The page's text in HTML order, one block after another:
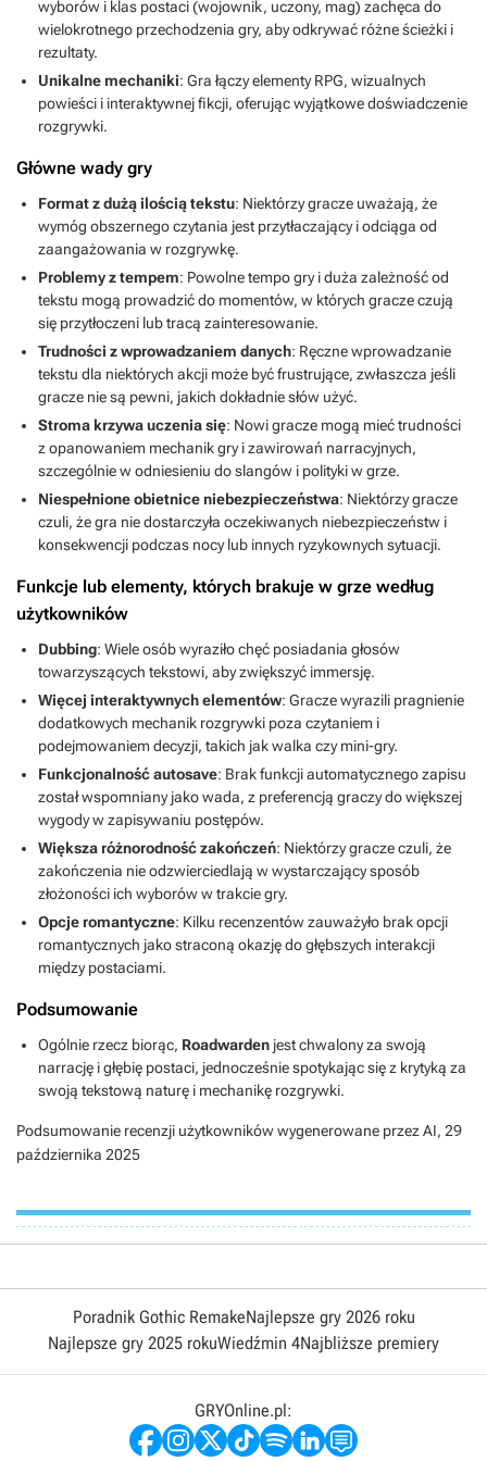
ma sens na tak wielu różnych poziomach. To chyba pierwszy znany
mi przykład interaktywnej fikcji, która nie korzysta w ogóle w
jakikolwiek sposób z portretów postaci (gracza i niezależnych), a
mimo to maluje osobistości tak barwne i żywe, że sami widzimy je
oczami naszej wyobraźni w najmniejszych szczegółach. Motywacje
wszystkich z głównej obsady są sensowne a ich nieufność i
nieszczerość wobec nas tylko przydaje im prawdziwości.Wziąwszy
to wszystko pod uwagę, nie kryję, że gdy w czterdziestym, ostatnim
dniu mojej podróży opuszczałem Półwysep ukończywszy wszystkie
możliwe zadania z mojego dziennika, czułem się, jakbym dokonał
niemożliwego (nawet jeśli obiektywnie rzecz ujmując nie jest to jakiś
straszliwy wyczyn). Przeżyłem spotkanie z bandytami, oczyściłem
tunel nieopodal Gale Rocks, kilkukrotnie przejechałem drogą przez
serce lasu, zaradziłem pladze i nekromancji, wreszcie –
dowiedziałem się, co się stało z moim poprzednikiem. I wszystkie te
czyny, być może nie heroiczne, ale co najmniej wymagające wielkiej
odwagi, zapadną mi zapewne w pamięć znacznie dłużej niż
dowolne zadanie z pośledniejszych RPGów.
wyborów i klas postaci (wojownik, uczony, mag) zachęca do
wielokrotnego przechodzenia gry, aby odkrywać różne ścieżki i
rezultaty.
Unikalne mechaniki: Gra łączy elementy RPG, wizualnych
powieści i interaktywnej fikcji, oferując wyjątkowe doświadczenie
rozgrywki.
Główne wady gry
Format z dużą ilością tekstu: Niektórzy gracze uważają, że
wymóg obszernego czytania jest przytłaczający i odciąga od
zaangażowania w rozgrywkę.
Problemy z tempem: Powolne tempo gry i duża zależność od
tekstu mogą prowadzić do momentów, w których gracze czują
się przytłoczeni lub tracą zainteresowanie.
Trudności z wprowadzaniem danych: Ręczne wprowadzanie
tekstu dla niektórych akcji może być frustrujące, zwłaszcza jeśli
gracze nie są pewni, jakich dokładnie słów użyć.
Stroma krzywa uczenia się: Nowi gracze mogą mieć trudności
z opanowaniem mechanik gry i zawirowań narracyjnych,
szczególnie w odniesieniu do slangów i polityki w grze.
Niespełnione obietnice niebezpieczeństwa: Niektórzy gracze
czuli, że gra nie dostarczyła oczekiwanych niebezpieczeństw i
konsekwencji podczas nocy lub innych ryzykownych sytuacji.
Funkcje lub elementy, których brakuje w grze według
użytkowników
Dubbing: Wiele osób wyraziło chęć posiadania głosów
towarzyszących tekstowi, aby zwiększyć immersję.
Więcej interaktywnych elementów: Gracze wyrazili pragnienie
dodatkowych mechanik rozgrywki poza czytaniem i
podejmowaniem decyzji, takich jak walka czy mini-gry.
Funkcjonalność autosave: Brak funkcji automatycznego zapisu
został wspomniany jako wada, z preferencją graczy do większej
wygody w zapisywaniu postępów.
Większa różnorodność zakończeń: Niektórzy gracze czuli, że
zakończenia nie odzwierciedlają w wystarczający sposób
złożoności ich wyborów w trakcie gry.
Opcje romantyczne: Kilku recenzentów zauważyło brak opcji
romantycznych jako straconą okazję do głębszych interakcji
między postaciami.
Podsumowanie
Ogólnie rzecz biorąc, Roadwarden jest chwalony za swoją
narrację i głębię postaci, jednocześnie spotykając się z krytyką za
swoją tekstową naturę i mechanikę rozgrywki.
Podsumowanie recenzji użytkowników wygenerowane przez AI, 29
października 2025
Poradnik Gothic RemakeNajlepsze gry 2026 roku
Najlepsze gry 2025 rokuWiedźmin 4Najbliższe premiery
GRYOnline.pl: